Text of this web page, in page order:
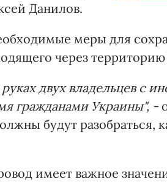
Данилов.
меры для
через
двух владельцев с
гражданами Украины", -
будут разобраться,
имеет важное